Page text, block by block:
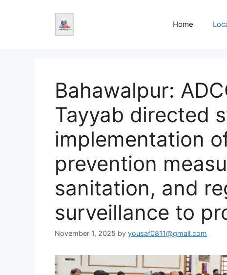
Home
Bahawalpur:
Tayyab directed
implementation
prevention
sanitation, and
surveillance to
November 1, 2025 by yousaf0811@gmail.com